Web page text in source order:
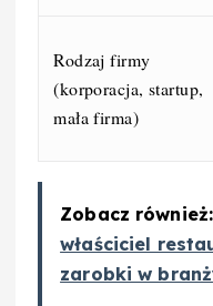
Rodzaj firmy
(korporacja, startup,
mała firma)
Zobacz również:
właściciel
zarobki w